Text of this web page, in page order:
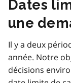
Dates
une
Il y a deux
année. Notre
décisions